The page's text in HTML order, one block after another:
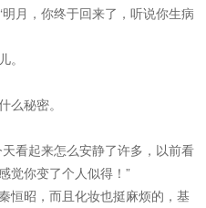
月，你终于回来了，听说你生病
。
么秘密。
看起来怎么安静了许多，以前看
觉你变了个人似得！”
恒昭，而且化妆也挺麻烦的，基